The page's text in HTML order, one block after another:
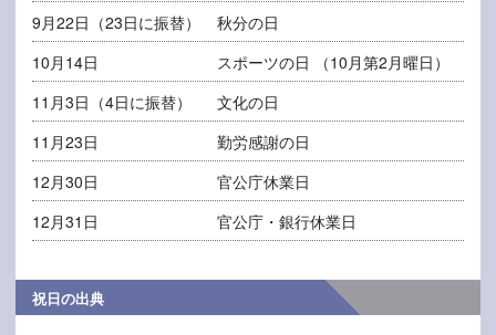
9月22日（23日に振替）
秋分の日
10月14日
スポーツの日
（10月第2月曜日）
11月3日（4日に振替）
文化の日
11月23日
勤労感謝の日
12月30日
官公庁休業日
12月31日
官公庁・銀行休業日
祝日の出典